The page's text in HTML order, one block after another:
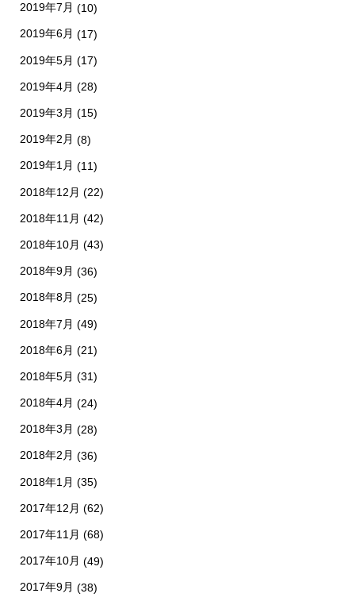
2019年7月 (10)
2019年6月 (17)
2019年5月 (17)
2019年4月 (28)
2019年3月 (15)
2019年2月 (8)
2019年1月 (11)
2018年12月 (22)
2018年11月 (42)
2018年10月 (43)
2018年9月 (36)
2018年8月 (25)
2018年7月 (49)
2018年6月 (21)
2018年5月 (31)
2018年4月 (24)
2018年3月 (28)
2018年2月 (36)
2018年1月 (35)
2017年12月 (62)
2017年11月 (68)
2017年10月 (49)
2017年9月 (38)